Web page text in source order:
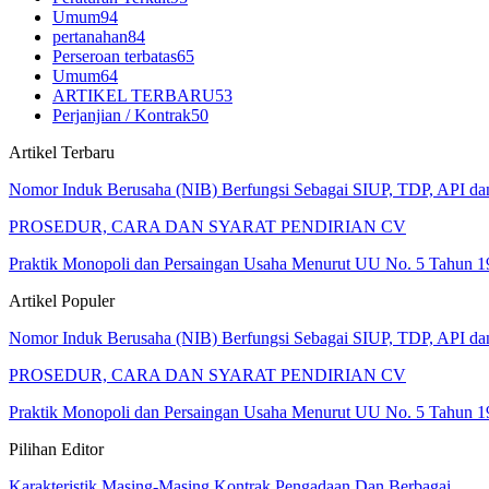
Umum94
pertanahan84
Perseroan terbatas65
Umum64
ARTIKEL TERBARU53
Perjanjian / Kontrak50
Artikel Terbaru
Nomor Induk Berusaha (NIB) Berfungsi Sebagai SIUP, TDP, API
PROSEDUR, CARA DAN SYARAT PENDIRIAN CV
Praktik Monopoli dan Persaingan Usaha Menurut UU No. 5 Tahun
Artikel Populer
Nomor Induk Berusaha (NIB) Berfungsi Sebagai SIUP, TDP, API
PROSEDUR, CARA DAN SYARAT PENDIRIAN CV
Praktik Monopoli dan Persaingan Usaha Menurut UU No. 5 Tahun
Pilihan Editor